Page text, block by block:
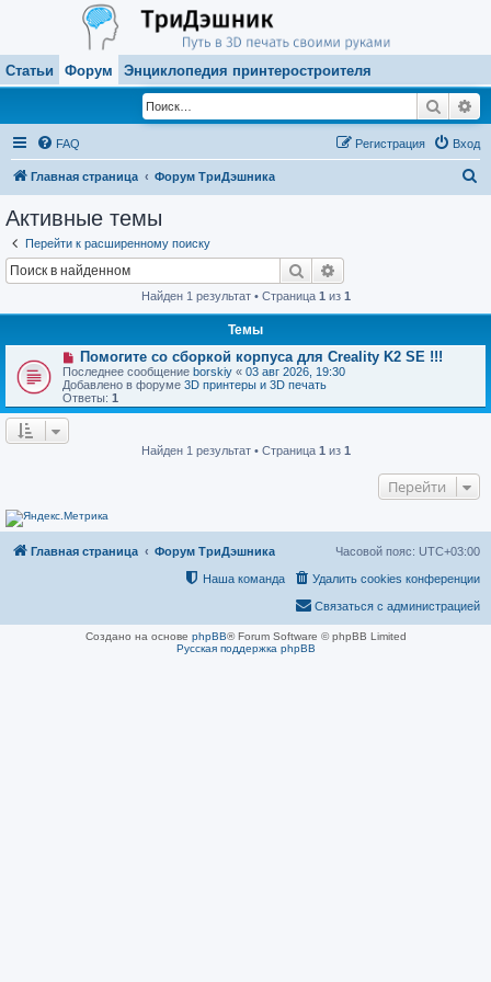
Статьи Форум Энциклопедия принтеростроителя
Поиск
FAQ Вход
Регистрация
Главная страница Форум ТриДэшника
Активные темы
Перейти к расширенному поиску
Поиск
Найден 1 результат • Страница 1 из 1
Темы
Н
о
в
о
е
и
Помогите со сборкой корпуса для Creality K2 SE !!!
Последнее сообщение borskiy « 03 авг 2026, 19:30
Добавлено в форуме 3D принтеры и 3D печать
Ответы: 1
Найден 1 результат • Страница 1 из 1
Перейти
Главная страница Форум ТриДэшника Часовой пояс: UTC+03:00
Удалить cookies конференции
Наша команда
Связаться с администрацией
Создано на основе phpBB® Forum Software © phpBB Limited
Русская поддержка phpBB